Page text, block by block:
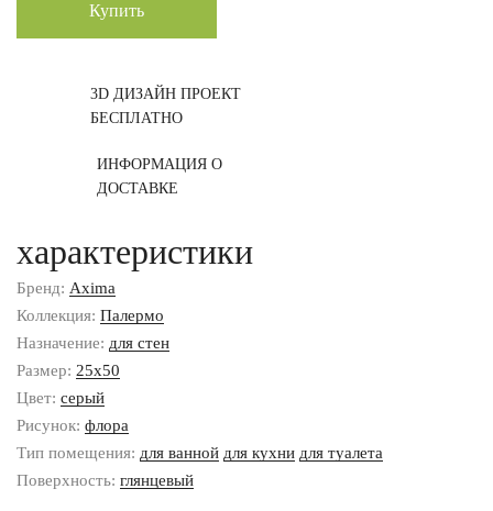
Купить
3D ДИЗАЙН ПРОЕКТ
БЕСПЛАТНО
ИНФОРМАЦИЯ О
ДОСТАВКЕ
характеристики
Бренд: Axima
Коллекция: Палермо
Назначение: для стен
Размер: 25x50
Цвет: серый
Рисунок: флора
Тип помещения: для ванной для кухни для туалета
Поверхность: глянцевый